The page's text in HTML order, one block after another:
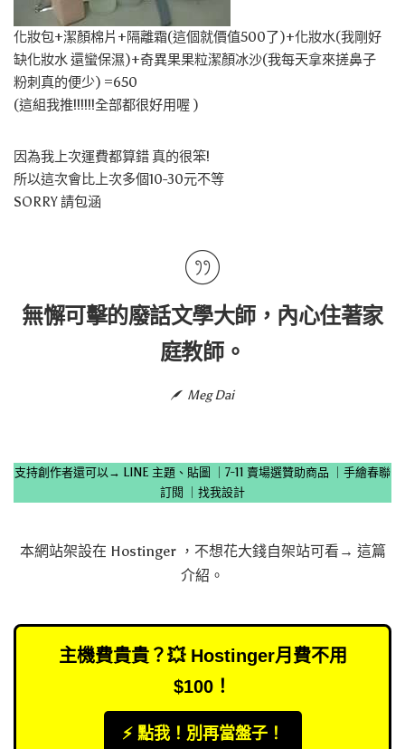
化妝包+潔顏棉片+隔離霜(這個就價值500了)+化妝水(我剛好
缺化妝水 還蠻保濕)+奇異果果粒潔顏冰沙(我每天拿來搓鼻子
粉刺真的便少) =650
(這組我推!!!!!!全部都很好用喔 )
因為我上次運費都算錯 真的很笨!
所以這次會比上次多個10-30元不等
SORRY 請包涵
無懈可擊的廢話文學大師，內心住著家
庭教師。
Meg Dai
支持創作者還可以→ LINE 主題、貼圖 7-11 賣場選贊助商品
手繪春聯
訂閱
找我設計
本網站架設在 Hostinger，不想花大錢自架站可看→ 這篇
介紹 。
主機費貴貴？💥 Hostinger月費不用
$100！
⚡️ 點我！別再當盤子！